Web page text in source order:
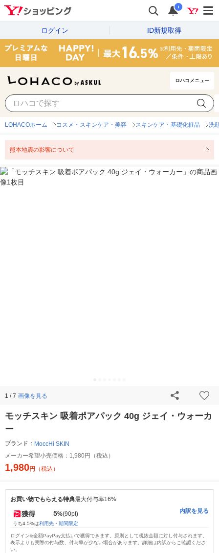
i
ログイン ID新規取得
ロハコメニュー
LOHACOホーム コスメ・スキンケア・美容 スキンケア・基礎化粧品 洗
熊本地震の影響について
1 / 7 画像を見る
モッチスキン 吸着ポアパック 40g ジェイ・ウォーカ
ー
ブランド： MoccHi SKIN
メーカー希望小売価格： 1,980円（税込）
1,980円 （税込）
お買い物でもらえる特典最大付与率16%
獲得 5%(90pt)
うち4.5%は利用先・期間限定
内訳を見る
ログイン&全額PayPay支払いで獲得できます。原則として税抜金額に対し付与されます。
表示よりも実際の付与数、付与率が少ない場合があります。詳細は内訳からご確認くださ
い。